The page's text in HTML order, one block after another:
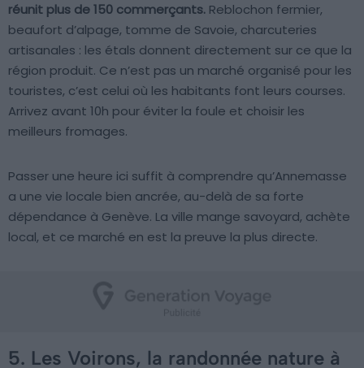
réunit plus de 150 commerçants. Reblochon fermier,
beaufort d’alpage, tomme de Savoie, charcuteries
artisanales : les étals donnent directement sur ce que la
région produit. Ce n’est pas un marché organisé pour les
touristes, c’est celui où les habitants font leurs courses.
Arrivez avant 10h pour éviter la foule et choisir les
meilleurs fromages.
Passer une heure ici suffit à comprendre qu’Annemasse
a une vie locale bien ancrée, au-delà de sa forte
dépendance à Genève. La ville mange savoyard, achète
local, et ce marché en est la preuve la plus directe.
5. Les Voirons, la randonnée nature à